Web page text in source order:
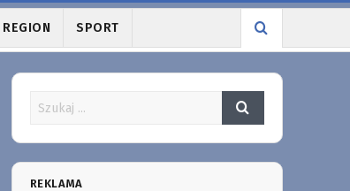
REGION SPORT
REKLAMA